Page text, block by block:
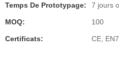
Temps De Prototypage: 7 jours
MOQ: 100
Certificats: CE,